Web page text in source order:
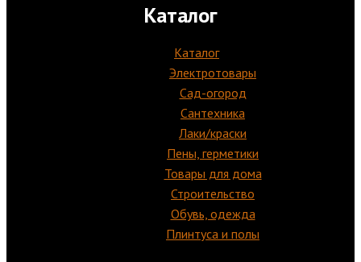
Каталог
Каталог
Электротовары
Сад-огород
Сантехника
Лаки/краски
Пены, герметики
Товары для дома
Строительство
Обувь, одежда
Плинтуса и полы